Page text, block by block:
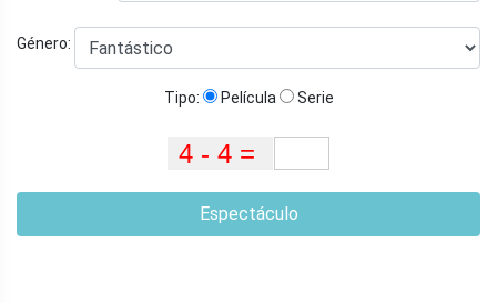
Género:
Tipo: Película Serie
Espectáculo